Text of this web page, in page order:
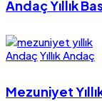
Andaç Yıllık
Andaç Yıllık Andaç
Mezuniyet